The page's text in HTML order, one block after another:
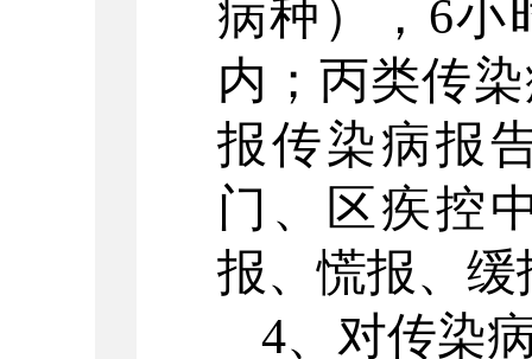
病种）， 6小
内；丙类传
报传染病报
门、区疾控
报、慌报、缓
4、对传染